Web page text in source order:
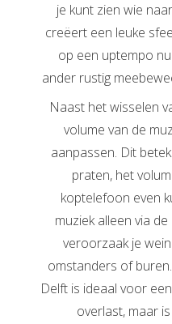
je kunt zien wie
creëert een leuke
op een uptempo
ander rustig
Naast het wisselen
volume van de
aanpassen. Dit
praten, het
koptelefoon even
muziek alleen via
veroorzaak je
omstanders of
Delft is ideaal voor
overlast, maar